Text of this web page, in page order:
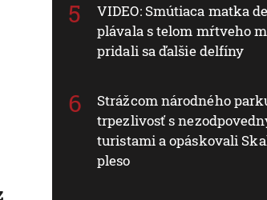
VIDEO: Smútiaca matka
plávala s telom mŕtveho
pridali sa ďalšie delfíny
Strážcom národného
trpezlivosť s
turistami a opáskovali
pleso